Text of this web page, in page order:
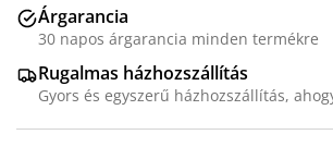
Árgarancia
30 napos árgarancia minden termékre
Rugalmas házhozszállítás
Gyors és egyszerű házhozszállítás,